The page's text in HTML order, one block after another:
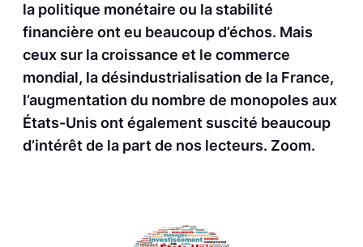
la politique monétaire ou la stabilité
financière ont eu beaucoup d’échos. Mais
ceux sur la croissance et le commerce
mondial, la désindustrialisation de la France,
l’augmentation du nombre de monopoles aux
États-Unis ont également suscité beaucoup
d’intérêt de la part de nos lecteurs. Zoom.